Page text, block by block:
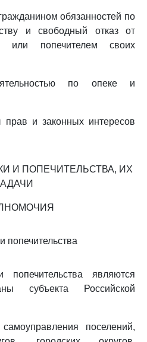
обязанностей по
и свободный отказ от
или попечителем своих
по опеке и
и законных интересов
И ПОПЕЧИТЕЛЬСТВА, ИХ
попечительства
являются
субъекта Российской
поселений,